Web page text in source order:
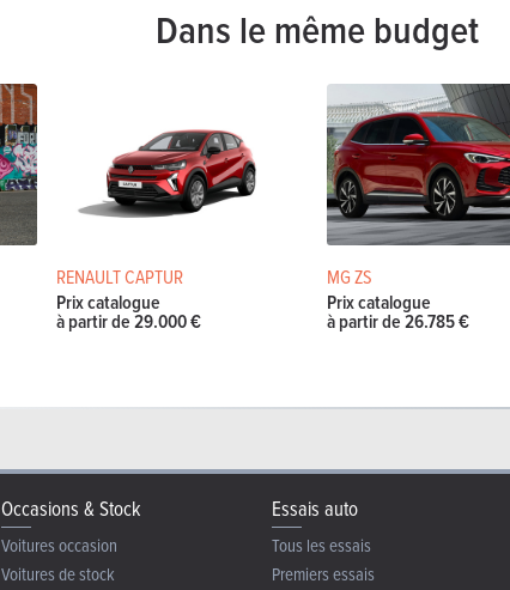
Dans le même budget
RENAULT CAPTUR
Prix catalogue
à partir de 29.000 €
MG ZS
Prix catalogue
à partir de 26.785 €
Occasions & Stock
Voitures occasion
Voitures de stock
Essais auto
Tous les essais
Premiers essais